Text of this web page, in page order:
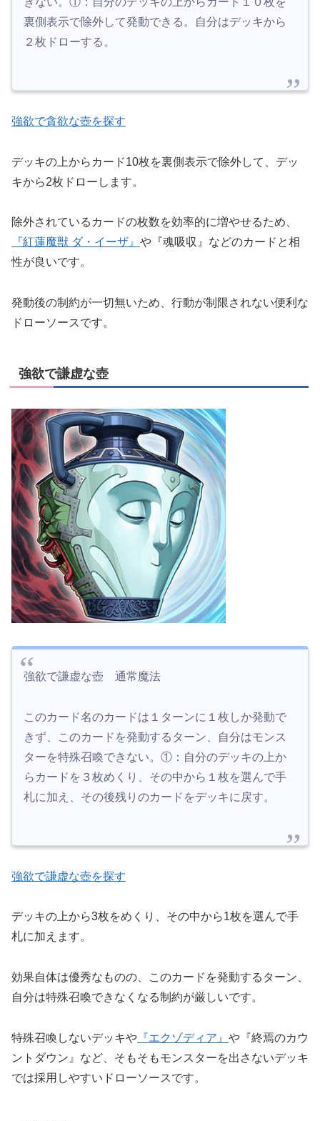
裏側表示で除外して発動できる。自分はデッキから
２枚ドローする。
強欲で貪欲な壺を探す
デッキの上からカード10枚を裏側表示で除外して、デッ
キから2枚ドローします。
除外されているカードの枚数を効率的に増やせるため、
『紅蓮魔獣 ダ・イーザ』 や『魂吸収』などのカードと相
性が良いです。
発動後の制約が一切無いため、行動が制限されない便利な
ドローソースです。
強欲で謙虚な壺
強欲で謙虚な壺 通常魔法
このカード名のカードは１ターンに１枚しか発動で
きず、このカードを発動するターン、自分はモンス
ターを特殊召喚できない。①：自分のデッキの上か
らカードを３枚めくり、その中から１枚を選んで手
札に加え、その後残りのカードをデッキに戻す。
強欲で謙虚な壺を探す
デッキの上から3枚をめくり、その中から1枚を選んで手
札に加えます。
効果自体は優秀なものの、このカードを発動するターン、
自分は特殊召喚できなくなる制約が厳しいです。
特殊召喚しないデッキや 『エクゾディア』 や『終焉のカウ
ントダウン』など、そもそもモンスターを出さないデッキ
では採用しやすいドローソースです。